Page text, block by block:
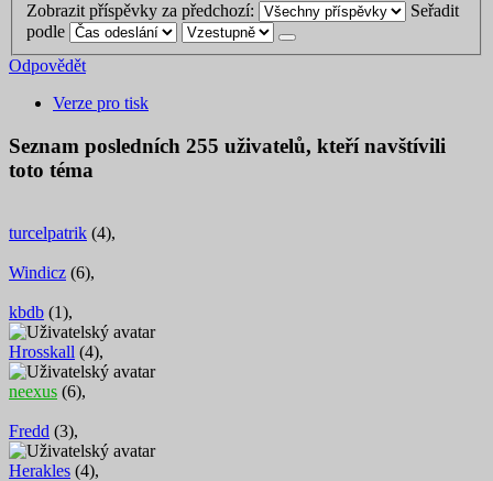
Zobrazit příspěvky za předchozí:
Seřadit
podle
Odpovědět
Verze pro tisk
Seznam posledních 255 uživatelů, kteří navštívili
toto téma
turcelpatrik (4),
Windicz (6),
kbdb (1),
Hrosskall (4),
neexus (6),
Fredd (3),
Herakles (4),